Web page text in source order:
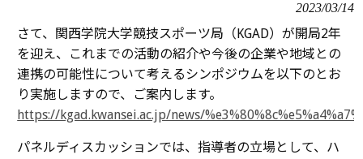
2023/03/14
さて、関西学院大学競技スポーツ局（KGAD）が開局2年
を迎え、これまでの活動の紹介や今後の企業や地域との
連携の可能性について考えるシンポジウムを以下のとお
り実施しますので、ご案内します。
https://kgad.kwansei.ac.jp/news/
パネルディスカッションでは、指導者の立場として、ハ